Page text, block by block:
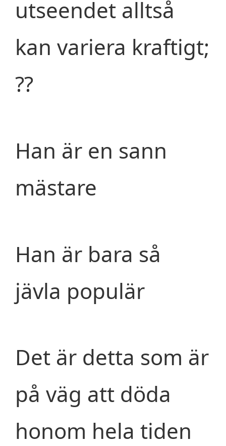
utseendet alltså
kan variera kraftigt;
??
Han är en sann
mästare
Han är bara så
jävla populär
Det är detta som är
på väg att döda
honom hela tiden